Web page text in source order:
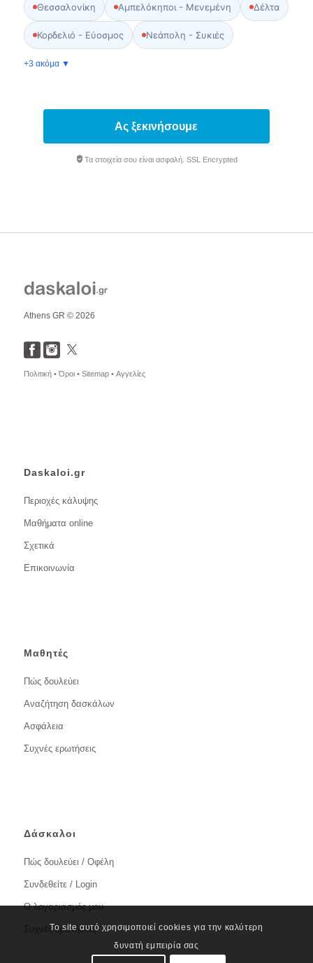
Θεσσαλονίκη Αμπελόκηποι - Μενεμένη Δέλτα
Κορδελιό - Εύοσμος Νεάπολη - Συκιές
+3 ακόμα ▼
Ας ξεκινήσουμε
Τα στοιχεία σου είναι ασφαλή. SSL Encrypted
Athens GR © 2026
Πολιτική •Όροι • Sitemap • Αγγελίες
Daskaloi.gr
Περιοχές κάλυψης
Μαθήματα online
Σχετικά
Επικοινωνία
Μαθητές
Πώς δουλεύει
Αναζήτηση δασκάλων
Ασφάλεια
Συχνές ερωτήσεις
Δάσκαλοι
Πώς δουλεύει / Οφέλη
Συνδεθείτε / Login
Ο λογαριασμός μου
Συχνές ερωτήσεις
Το site αυτό χρησιμοποιεί cookies για την καλύτερη
δυνατή εμπειρία σας